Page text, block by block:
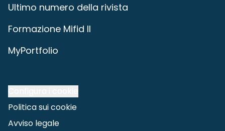
Ultimo numero della rivista
Formazione Mifid II
MyPortfolio
Politica sui cookie
Avviso legale